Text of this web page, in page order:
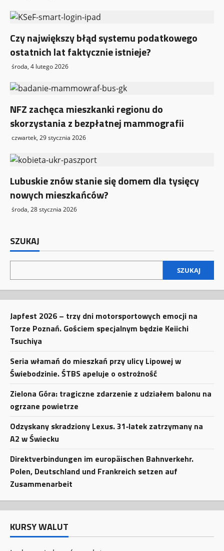
Czy największy błąd systemu podatkowego
ostatnich lat faktycznie istnieje?
środa, 4 lutego 2026
NFZ zachęca mieszkanki regionu do
skorzystania z bezpłatnej mammografii
czwartek, 29 stycznia 2026
Lubuskie znów stanie się domem dla tysięcy
nowych mieszkańców?
środa, 28 stycznia 2026
SZUKAJ
SZUKAJ
Japfest 2026 – trzy dni motorsportowych emocji na
Torze Poznań. Gościem specjalnym będzie Keiichi
Tsuchiya
Seria włamań do mieszkań przy ulicy Lipowej w
Świebodzinie. ŚTBS apeluje o ostrożność
Zielona Góra: tragiczne zdarzenie z udziałem balonu na
ogrzane powietrze
Odzyskany skradziony Lexus. 31‑latek zatrzymany na
A2 w Świecku
Direktverbindungen im europäischen Bahnverkehr.
Polen, Deutschland und Frankreich setzen auf
Zusammenarbeit
KURSY WALUT